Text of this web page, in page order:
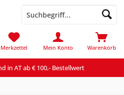
in AT ab € 100,- Bestellwert
Warenkorb
Merkzettel Mein Konto